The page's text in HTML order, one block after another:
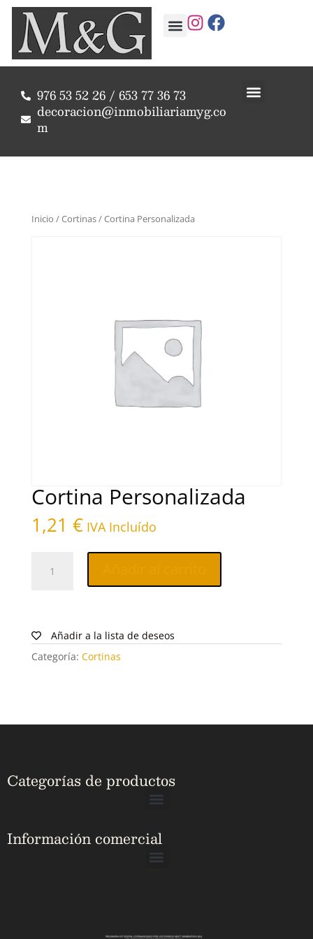
976 53 52 26 / 653 77 36 73
decoracion@inmobiliariamyg.co
m
Inicio /Cortinas/ Cortina Personalizada
Cortina Personalizada
1,21 € IVA Incluído
Añadir a la lista de deseos
Categoría: Cortinas
Categorías de productos
Información comercial